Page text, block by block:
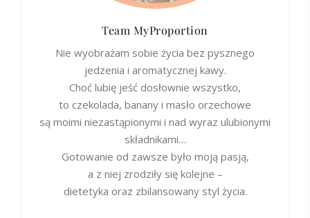
Team MyProportion
Nie wyobrażam sobie życia bez pysznego
jedzenia i aromatycznej kawy.
Choć lubię jeść dosłownie wszystko,
to czekolada, banany i masło orzechowe
są moimi niezastąpionymi i nad wyraz ulubionymi
składnikami…
Gotowanie od zawsze było moją pasją,
a z niej zrodziły się kolejne –
dietetyka oraz zbilansowany styl życia.